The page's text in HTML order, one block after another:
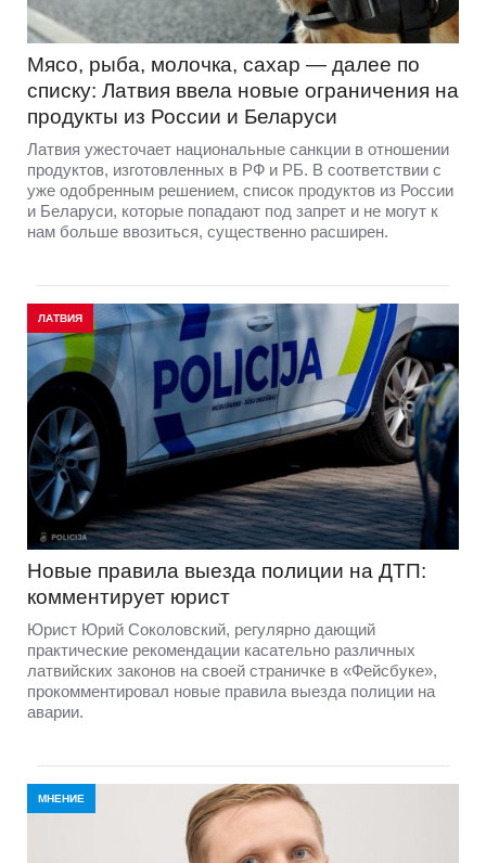
Мясо, рыба, молочка, сахар — далее по
списку: Латвия ввела новые ограничения на
продукты из России и Беларуси
Латвия ужесточает национальные санкции в отношении
продуктов, изготовленных в РФ и РБ. В соответствии с
уже одобренным решением, список продуктов из России
и Беларуси, которые попадают под запрет и не могут к
нам больше ввозиться, существенно расширен.
ЛАТВИЯ
Новые правила выезда полиции на ДТП:
комментирует юрист
Юрист Юрий Соколовский, регулярно дающий
практические рекомендации касательно различных
латвийских законов на своей страничке в «Фейсбуке»,
прокомментировал новые правила выезда полиции на
аварии.
МНЕНИЕ